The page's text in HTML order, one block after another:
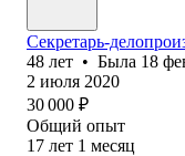
Секретарь-
48 лет • Была 18
2 июля 2020
30 000 ₽
Общий опыт
17 лет 1 месяц